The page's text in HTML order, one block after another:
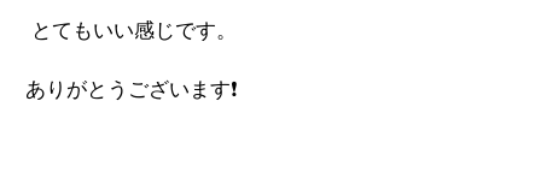
とてもいい感じです。
ありがとうございます❗